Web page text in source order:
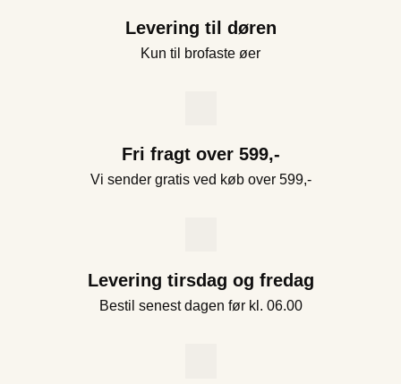
Levering til døren
Kun til brofaste øer
Fri fragt over 599,-
Vi sender gratis ved køb over 599,-
Levering tirsdag og fredag
Bestil senest dagen før kl. 06.00